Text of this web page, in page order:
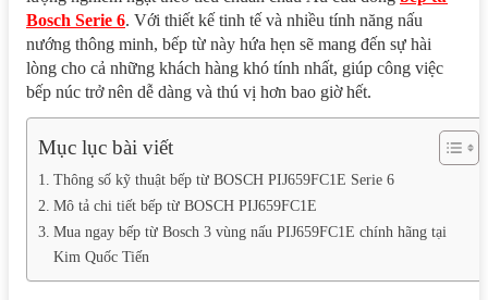
Bosch Serie 6. Với thiết kế tinh tế và nhiều tính năng nấu
nướng thông minh, bếp từ này hứa hẹn sẽ mang đến sự hài
lòng cho cả những khách hàng khó tính nhất, giúp công việc
bếp núc trở nên dễ dàng và thú vị hơn bao giờ hết.
Mục lục bài viết
Thông số kỹ thuật bếp từ BOSCH PIJ659FC1E Serie 6
Mô tả chi tiết bếp từ BOSCH PIJ659FC1E
Mua ngay bếp từ Bosch 3 vùng nấu PIJ659FC1E chính hãng tại
Kim Quốc Tiến